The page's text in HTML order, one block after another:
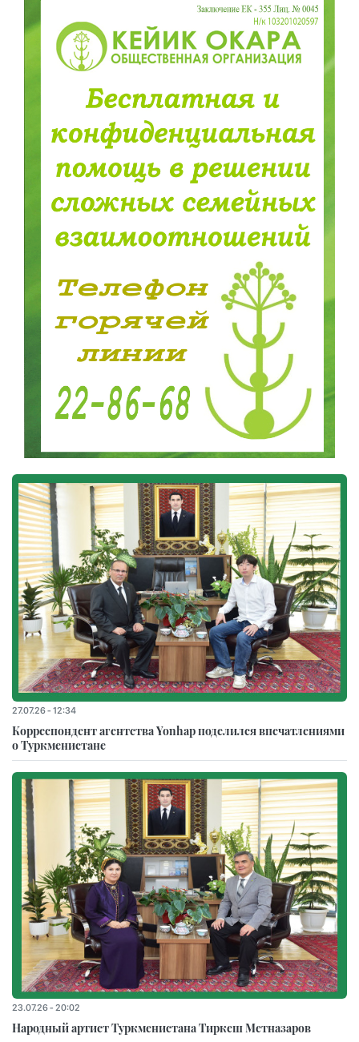
27.07.26 - 12:34
Корреспондент агентства Yonhap поделился впечатлениями
о Туркменистане
23.07.26 - 20:02
Народный артист Туркменистана Тиркеш Мeтназаров